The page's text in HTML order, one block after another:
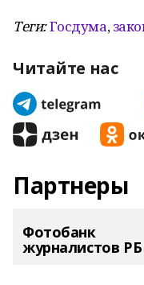
Теги:Госдума,
Читайте нас
Партнеры
Фотобанк
журналистов РБ